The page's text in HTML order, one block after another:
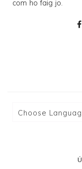
com ho faig jo.